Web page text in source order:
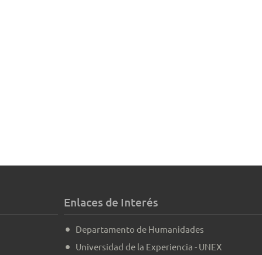
Enlaces de Interés
Departamento de Humanidades
Universidad de la Experiencia - UNEX